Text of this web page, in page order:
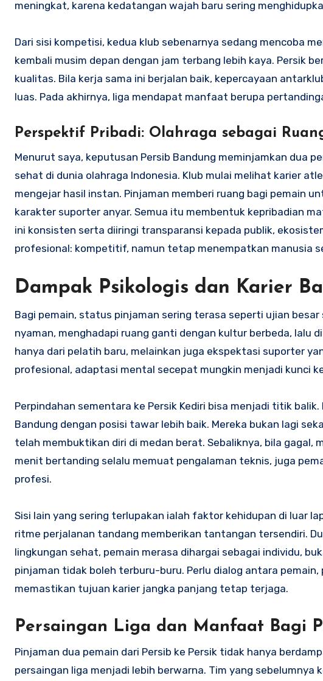
meningkat, karena kedatangan wajah baru sering
Dari sisi kompetisi, kedua klub sebenarnya sedang mencoba
kembali musim depan dengan jam terbang lebih kaya. Persik
kualitas. Bila kerja sama ini berjalan baik, kepercayaan
luas. Pada akhirnya, liga mendapat manfaat berupa
Perspektif Pribadi: Olahraga sebagai
Menurut saya, keputusan Persib Bandung meminjamkan dua
sehat di dunia olahraga Indonesia. Klub mulai melihat karier
mengejar hasil instan. Pinjaman memberi ruang bagi pemain
karakter suporter anyar. Semua itu membentuk kepribadian
ini konsisten serta diiringi transparansi kepada publik,
profesional: kompetitif, namun tetap menempatkan manusia
Dampak Psikologis dan Karier
Bagi pemain, status pinjaman sering terasa seperti ujian
nyaman, menghadapi ruang ganti dengan kultur berbeda,
hanya dari pelatih baru, melainkan juga ekspektasi suporter
profesional, adaptasi mental secepat mungkin menjadi kunci
Perpindahan sementara ke Persik Kediri bisa menjadi titik
Bandung dengan posisi tawar lebih baik. Mereka bukan lagi
telah membuktikan diri di medan berat. Sebaliknya, bila
menit bertanding selalu memuat pengalaman teknis, juga
profesi.
Sisi lain yang sering terlupakan ialah faktor kehidupan di luar
ritme perjalanan tandang memberikan tantangan tersendiri.
lingkungan sehat, pemain merasa dihargai sebagai individu,
pinjaman tidak boleh terburu-buru. Perlu dialog antara
memastikan tujuan karier jangka panjang tetap terjaga.
Persaingan Liga dan Manfaat Bagi
Pinjaman dua pemain dari Persib ke Persik tidak hanya
persaingan liga menjadi lebih berwarna. Tim yang sebelumnya